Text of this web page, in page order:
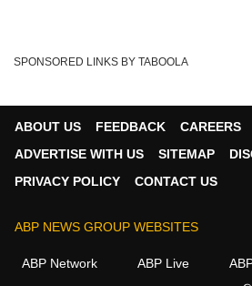
Written By :एबीपी न्यूज़ डेस्क
20 May 2026 10:54 AM (IST)
SPONSORED LINKS BY TABOOLA
ABOUT US FEEDBACK
CAREERS
ADVERTISE WITH US
SITEMAP
PRIVACY POLICY
CONTACT US
ABP NEWS GROUP WEBSITES
ABP Network ABP Live